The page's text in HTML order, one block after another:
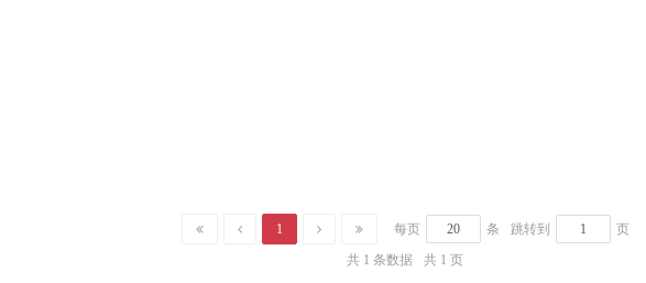
1 每页 条 跳转到
页
共 1 条数据
共 1 页